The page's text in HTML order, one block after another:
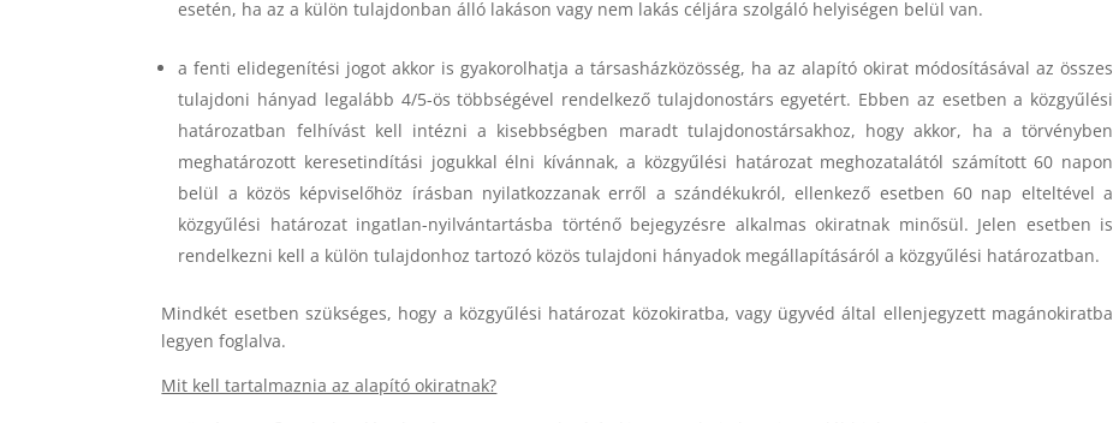
esetén, ha az a külön tulajdonban álló lakáson vagy nem lakás céljára szolgáló helyiségen belül van.
a fenti elidegenítési jogot akkor is gyakorolhatja a társasházközösség, ha az alapító okirat módosításával az összes
tulajdoni hányad legalább 4/5-ös többségével rendelkező tulajdonostárs egyetért. Ebben az esetben a közgyűlési
határozatban felhívást kell intézni a kisebbségben maradt tulajdonostársakhoz, hogy akkor, ha a törvényben
meghatározott keresetindítási jogukkal élni kívánnak, a közgyűlési határozat meghozatalától számított 60 napon
belül a közös képviselőhöz írásban nyilatkozzanak erről a szándékukról, ellenkező esetben 60 nap elteltével a
közgyűlési határozat ingatlan-nyilvántartásba történő bejegyzésre alkalmas okiratnak minősül. Jelen esetben is
rendelkezni kell a külön tulajdonhoz tartozó közös tulajdoni hányadok megállapításáról a közgyűlési határozatban.
Mindkét esetben szükséges, hogy a közgyűlési határozat közokiratba, vagy ügyvéd által ellenjegyzett magánokiratba
legyen foglalva.
Mit kell tartalmaznia az alapító okiratnak?